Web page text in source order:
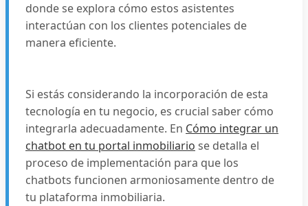
donde se explora cómo estos asistentes
interactúan con los clientes potenciales de
manera eficiente.
Si estás considerando la incorporación de esta
tecnología en tu negocio, es crucial saber cómo
integrarla adecuadamente. En Cómo integrar un
chatbot en tu portal inmobiliario se detalla el
proceso de implementación para que los
chatbots funcionen armoniosamente dentro de
tu plataforma inmobiliaria.